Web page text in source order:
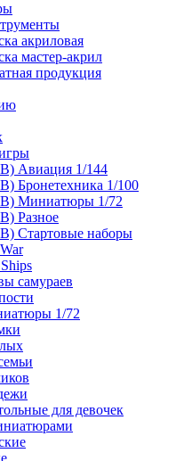
акриловая
мастер-акрил
продукция
Авиация 1/144
Бронетехника 1/100
Миниатюры 1/72
Разное
Стартовые наборы
самураев
1/72
для девочек